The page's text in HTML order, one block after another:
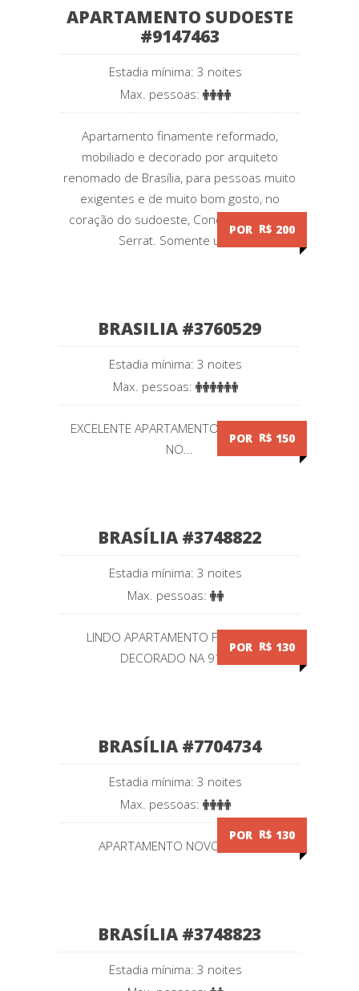
APARTAMENTO SUDOESTE
#9147463
Estadia mínima: 3 noites
Max. pessoas:
Apartamento finamente reformado,
mobiliado e decorado por arquiteto
renomado de Brasília, para pessoas muito
exigentes e de muito bom gosto, no
coração do sudoeste, Condomínio Mont
Serrat. Somente um...
POR R$ 200
BRASILIA #3760529
Estadia mínima: 3 noites
Max. pessoas:
EXCELENTE APARTAMENTO 2 QUARTOS
NO...
POR R$ 150
BRASÍLIA #3748822
Estadia mínima: 3 noites
Max. pessoas:
LINDO APARTAMENTO FINAMENTE
DECORADO NA 914...
POR R$ 130
BRASÍLIA #7704734
Estadia mínima: 3 noites
Max. pessoas:
APARTAMENTO NOVO COM...
POR R$ 130
BRASÍLIA #3748823
Estadia mínima: 3 noites